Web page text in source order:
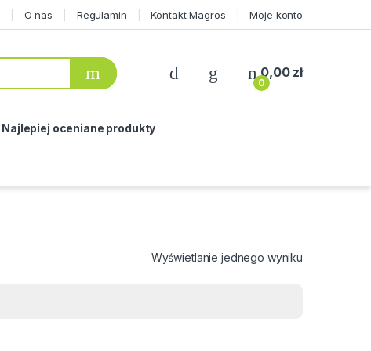
O nas Regulamin Kontakt Magros Moje konto
0
0,00 zł
Najlepiej oceniane produkty
Wyświetlanie jednego wyniku